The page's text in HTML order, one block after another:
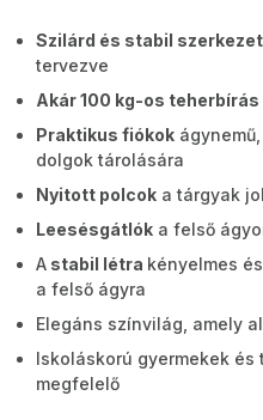
Szilárd és stabil szerkezet
tervezve
Akár 100 kg-os
Praktikus fiókok
dolgok tárolására
Nyitott polcok a tárgyak
Leesésgátlók a felső
A stabil létra kényelmes
a felső ágyra
Elegáns színvilág, amely
Iskoláskorú gyermekek és
megfelelő